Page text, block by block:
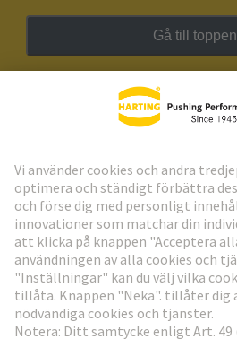
Gå till toppen
HARTING:s nyhetsbrev
Gå till registrering
Social Media